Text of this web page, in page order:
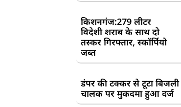
किशनगंज:279 लीटर
विदेशी शराब के साथ दो
तस्कर गिरफ्तार, स्कॉर्पियो
जब्त
डंपर की टक्कर से टूटा
चालक पर मुकदमा हुआ दर्ज